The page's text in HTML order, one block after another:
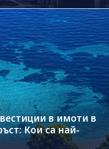
в имоти в
Кои са най-